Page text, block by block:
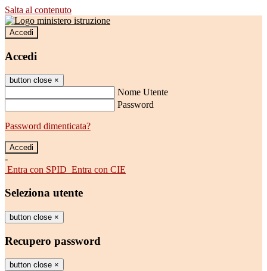
Salta al contenuto
Accedi
Accedi
button close ×
Nome Utente
Password
Password dimenticata?
-
Entra con SPID Entra con CIE
Seleziona utente
button close ×
Recupero password
button close ×